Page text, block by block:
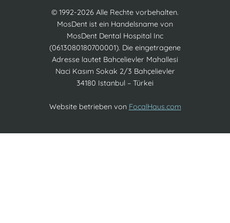
© 1992-2026 Alle Rechte vorbehalten.
MosDent ist ein Handelsname von
MosDent Dental Hospital Inc
(0613080180700001). Die eingetragene
Adresse lautet Bahcelievler Mahallesi
Naci Kasım Sokak 2/3 Bahçelievler
34180 Istanbul – Türkei
Website betrieben von FocalHaus.com